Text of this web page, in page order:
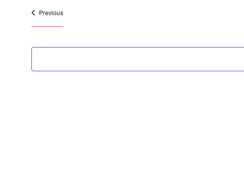
PreviousVeranstaltungen